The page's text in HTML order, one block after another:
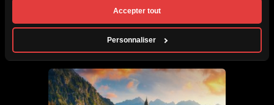
Accepter tout
Personnaliser